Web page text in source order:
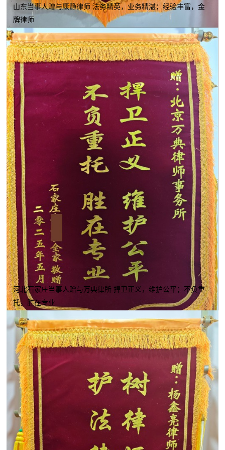
山东当事人赠与康静律师 法务精英，业务精湛；经验丰富，金
牌律师
河北石家庄当事人赠与万典律所 捍卫正义，维护公平；不负重
托，胜在专业